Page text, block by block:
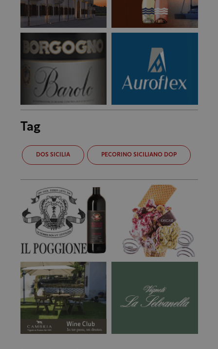
Tag
DOS SICILIA PECORINO SICILIANO DOP